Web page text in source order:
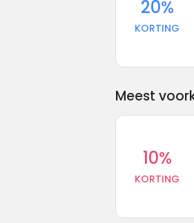
20%
KORTING
Meest
10%
KORTING